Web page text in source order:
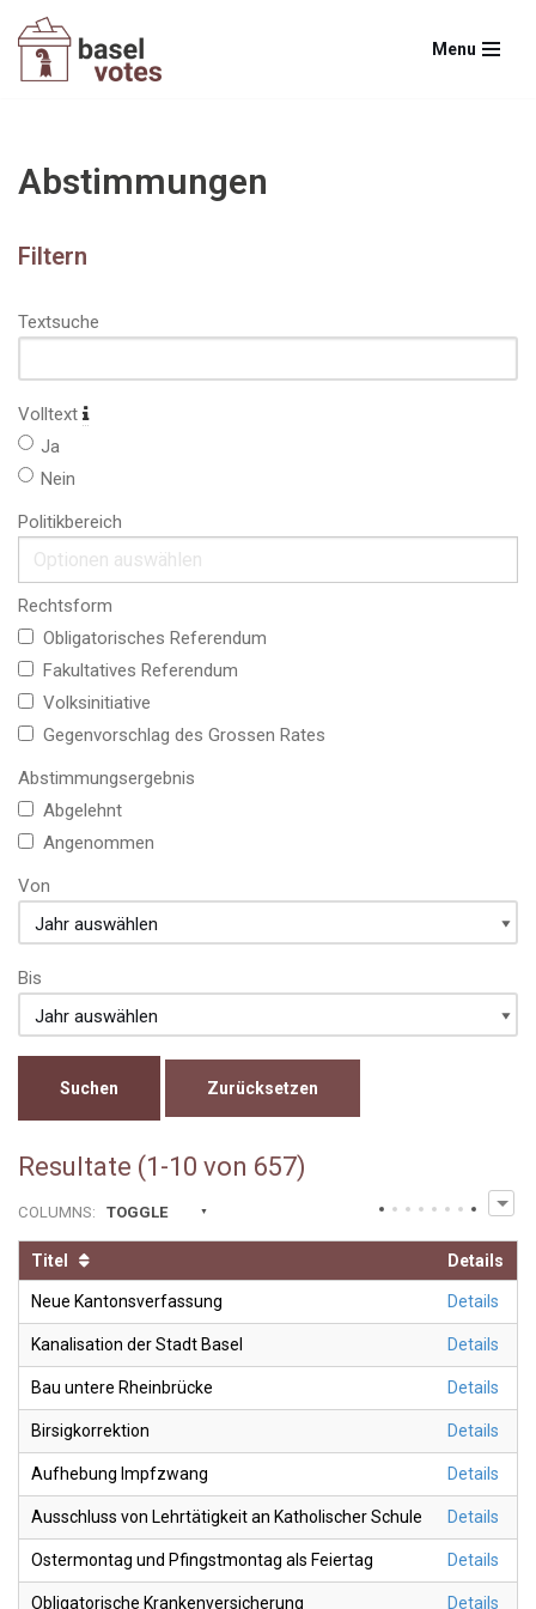
Zum
Menu
Abstimmungen
Filtern
Textsuche
Volltext
Ja
Nein
Politikbereich
Rechtsform
Obligatorisches Referendum
Fakultatives Referendum
Volksinitiative
Gegenvorschlag des Grossen Rates
Abstimmungsergebnis
Abgelehnt
Angenommen
Von
Bis
Zurücksetzen
Resultate (1-10 von 657)
COLUMNS: TOGGLE
Titel Details
Neue Kantonsverfassung Details
Kanalisation der Stadt Basel Details
Bau untere Rheinbrücke Details
Birsigkorrektion Details
Aufhebung Impfzwang Details
Ausschluss von Lehrtätigkeit an Katholischer Schule Details
Ostermontag und Pfingstmontag als Feiertag Details
Obligatorische Krankenversicherung Details